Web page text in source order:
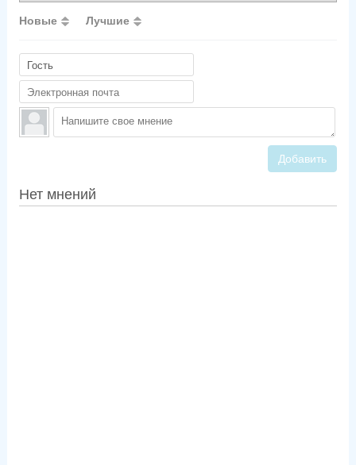
Новые Лучшие
Добавить
Нет мнений